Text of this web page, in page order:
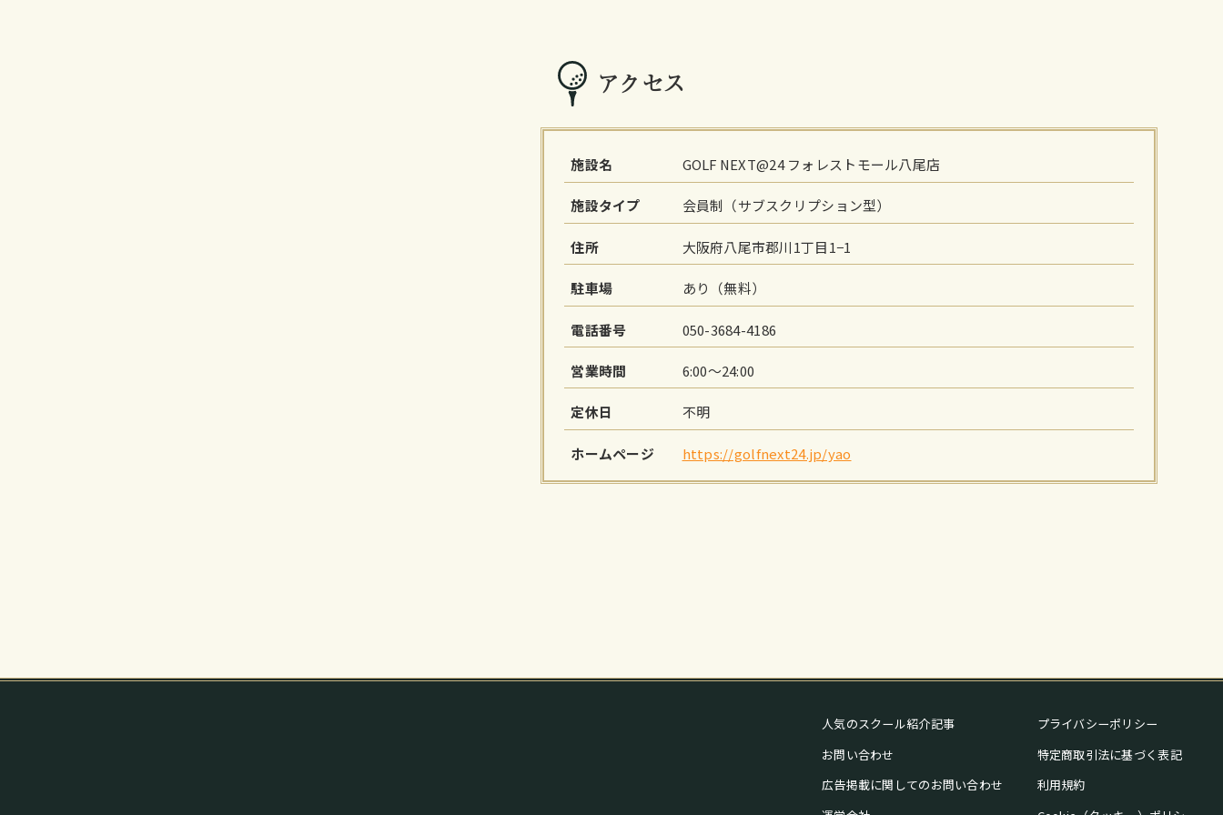
アクセス
施設名 GOLF NEXT@24 フォレストモール八尾店
施設タイプ 会員制（サブスクリプション型）
住所 大阪府八尾市郡川1丁目1−1
駐車場 あり（無料）
電話番号 050-3684-4186
営業時間 6:00～24:00
定休日 不明
ホームページ https://golfnext24.jp/yao
人気のスクール紹介記事
お問い合わせ
広告掲載に関してのお問い合わせ
プライバシーポリシー
特定商取引法に基づく表記
利用規約